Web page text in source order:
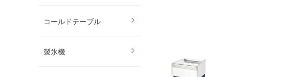
コールドテーブル
製氷機